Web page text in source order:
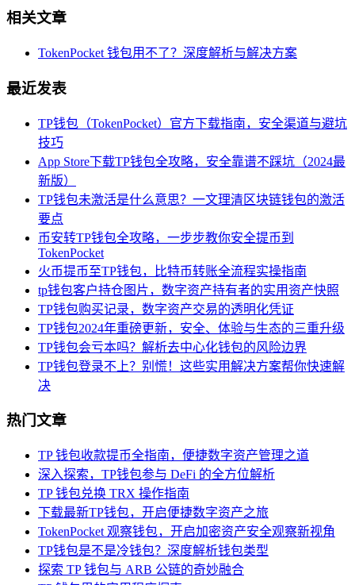
相关文章
TokenPocket 钱包用不了？深度解析与解决方案
最近发表
TP钱包（TokenPocket）官方下载指南，安全渠道与避坑
技巧
App Store下载TP钱包全攻略，安全靠谱不踩坑（2024最
新版）
TP钱包未激活是什么意思？一文理清区块链钱包的激活
要点
币安转TP钱包全攻略，一步步教你安全提币到
TokenPocket
火币提币至TP钱包，比特币转账全流程实操指南
tp钱包客户持仓图片，数字资产持有者的实用资产快照
TP钱包购买记录，数字资产交易的透明化凭证
TP钱包2024年重磅更新，安全、体验与生态的三重升级
TP钱包会亏本吗？解析去中心化钱包的风险边界
TP钱包登录不上？别慌！这些实用解决方案帮你快速解
决
热门文章
TP 钱包收款提币全指南，便捷数字资产管理之道
深入探索，TP钱包参与 DeFi 的全方位解析
TP 钱包兑换 TRX 操作指南
下载最新TP钱包，开启便捷数字资产之旅
TokenPocket 观察钱包，开启加密资产安全观察新视角
TP钱包是不是冷钱包？深度解析钱包类型
探索 TP 钱包与 ARB 公链的奇妙融合